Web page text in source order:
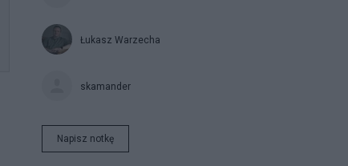
Łukasz Warzecha
skamander
Napisz notkę